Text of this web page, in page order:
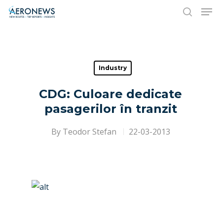
Hit enter to search or ESC to close
Industry
CDG: Culoare dedicate
pasagerilor în tranzit
By Teodor Stefan 22-03-2013